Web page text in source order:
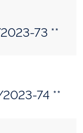
73 **
74 **